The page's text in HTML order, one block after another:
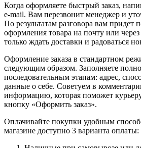
Когда оформляете быстрый заказ,
e-mail. Вам перезвонит менеджер и
По результатам разговора вам придет
оформления товара на почту или
только ждать доставки и радоваться
Оформление заказа в стандартном
следующим образом. Заполняете
последовательным этапам: адрес,
данные о себе. Советуем в
информацию, которая поможет
кнопку «Оформить заказ».
Оплачивайте покупки удобным
магазине доступно 3 варианта оплаты: